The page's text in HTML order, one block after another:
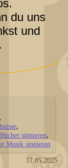
du uns
und
sinnieren
Musik sinnieren
17.05.2025